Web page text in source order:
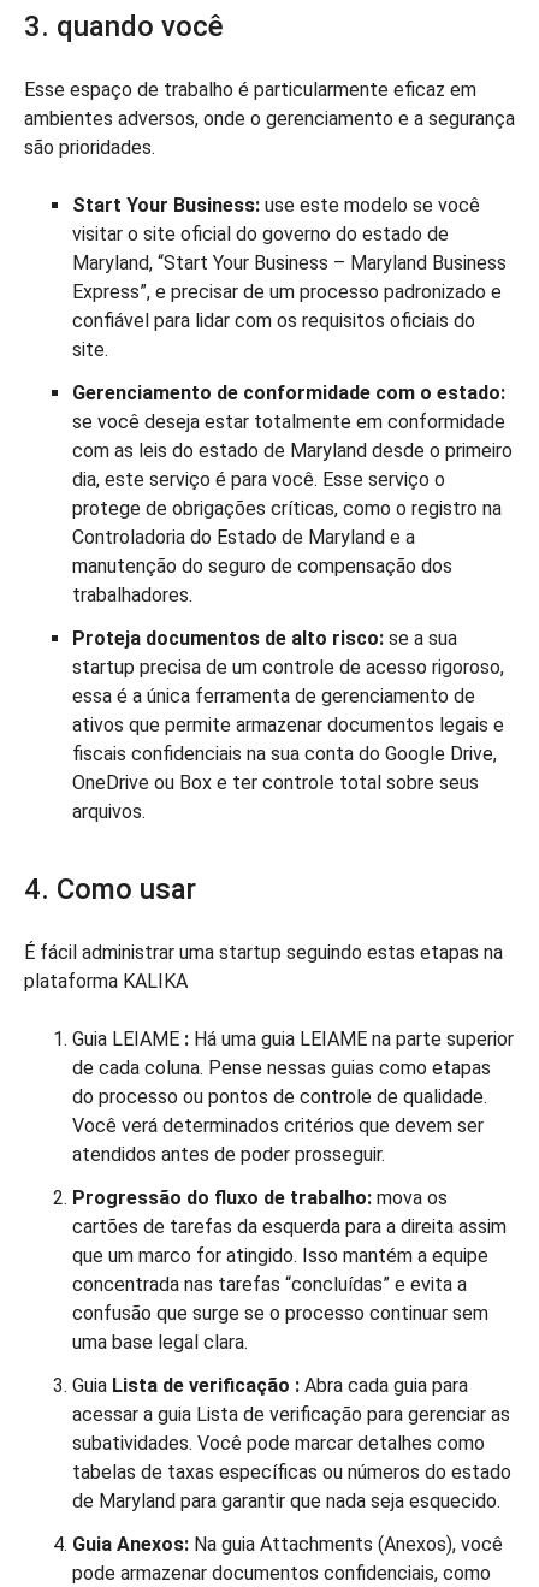
3. quando você
Esse espaço de trabalho é particularmente eficaz em
ambientes adversos, onde o gerenciamento e a segurança
são prioridades.
Start Your Business: use este modelo se você
visitar o site oficial do governo do estado de
Maryland, “Start Your Business – Maryland Business
Express”, e precisar de um processo padronizado e
confiável para lidar com os requisitos oficiais do
site.
Gerenciamento de conformidade com o estado:
se você deseja estar totalmente em conformidade
com as leis do estado de Maryland desde o primeiro
dia, este serviço é para você. Esse serviço o
protege de obrigações críticas, como o registro na
Controladoria do Estado de Maryland e a
manutenção do seguro de compensação dos
trabalhadores.
Proteja documentos de alto risco: se a sua
startup precisa de um controle de acesso rigoroso,
essa é a única ferramenta de gerenciamento de
ativos que permite armazenar documentos legais e
fiscais confidenciais na sua conta do Google Drive,
OneDrive ou Box e ter controle total sobre seus
arquivos.
4. Como usar
É fácil administrar uma startup seguindo estas etapas na
plataforma KALIKA
Guia LEIAME : Há uma guia LEIAME na parte superior
de cada coluna. Pense nessas guias como etapas
do processo ou pontos de controle de qualidade.
Você verá determinados critérios que devem ser
atendidos antes de poder prosseguir.
Progressão do fluxo de trabalho: mova os
cartões de tarefas da esquerda para a direita assim
que um marco for atingido. Isso mantém a equipe
concentrada nas tarefas “concluídas” e evita a
confusão que surge se o processo continuar sem
uma base legal clara.
Guia Lista de verificação : Abra cada guia para
acessar a guia Lista de verificação para gerenciar as
subatividades. Você pode marcar detalhes como
tabelas de taxas específicas ou números do estado
de Maryland para garantir que nada seja esquecido.
Guia Anexos: Na guia Attachments (Anexos), você
pode armazenar documentos confidenciais, como